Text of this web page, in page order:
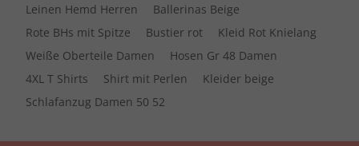
Leinen Hemd Herren
Ballerinas Beige
Rote BHs mit Spitze
Bustier rot
Kleid Rot Knielang
Weiße Oberteile Damen
Hosen Gr 48 Damen
4XL T Shirts
Shirt mit Perlen
Kleider beige
Schlafanzug Damen 50 52